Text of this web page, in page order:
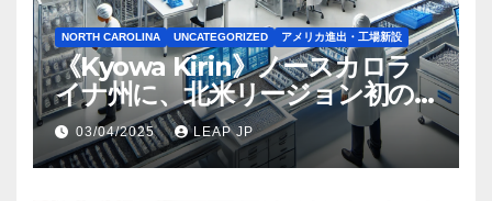
NORTH CAROLINA UNCATEGORIZED アメリカ進出・工場新設
《Kyowa Kirin》ノースカロラ
イナ州に、北米リージョン初の
工場建設を決定
03/04/2025 LEAP JP